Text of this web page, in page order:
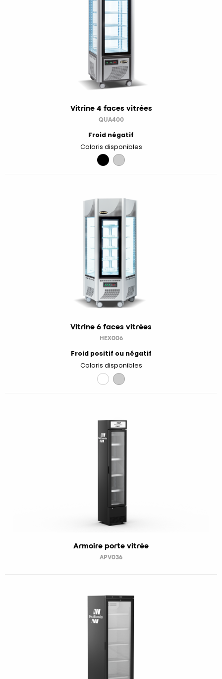
Vitrine 4 faces vitrées
QUA400
Froid négatif
Coloris disponibles
Vitrine 6 faces vitrées
HEX006
Froid positif ou négatif
Coloris disponibles
Armoire porte vitrée
APV036